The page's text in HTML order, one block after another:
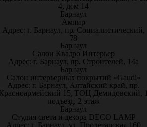
4, дом 14
Барнаул
Ампир
Адрес: г. Барнаул, пр. Социалистический,
78
Барнаул
Салон Квадро Интерьер
Адрес: г. Барнаул, пр. Строителей, 14а
Барнаул
Салон интерьерных покрытий «Gaudi»
Адрес: г. Барнаул, Алтайский край, пр.
15, ТОЦ Демидовский, 1
подъезд, 2 этаж
Барнаул
Студия света и декора DECO LAMP
Адрес: г. Барнаул, ул. Пролетарская 160